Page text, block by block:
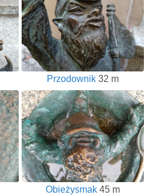
Przodownik32 m
Obieżysmak45 m